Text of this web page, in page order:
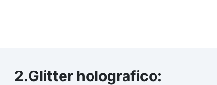
2.Glitter holografico: